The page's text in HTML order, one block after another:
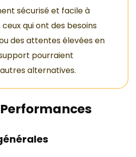
sécurisé et facile à
ceux qui ont des besoins
des attentes élevées en
pourraient
alternatives.